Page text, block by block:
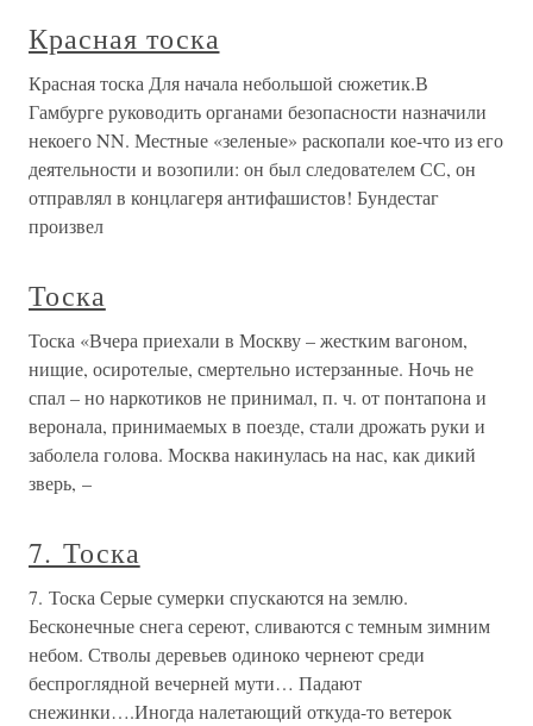
Красная тоска
Красная тоска Для начала небольшой сюжетик.В
Гамбурге руководить органами безопасности назначили
некоего NN. Местные «зеленые» раскопали кое-что из его
деятельности и возопили: он был следователем СС, он
отправлял в концлагеря антифашистов! Бундестаг
произвел
Тоска
Тоска «Вчера приехали в Москву – жестким вагоном,
нищие, осиротелые, смертельно истерзанные. Ночь не
спал – но наркотиков не принимал, п. ч. от понтапона и
веронала, принимаемых в поезде, стали дрожать руки и
заболела голова. Москва накинулась на нас, как дикий
зверь, –
7. Тоска
7. Тоска Серые сумерки спускаются на землю.
Бесконечные снега сереют, сливаются с темным зимним
небом. Стволы деревьев одиноко чернеют среди
беспроглядной вечерней мути… Падают
снежинки….Иногда налетающий откуда-то ветерок